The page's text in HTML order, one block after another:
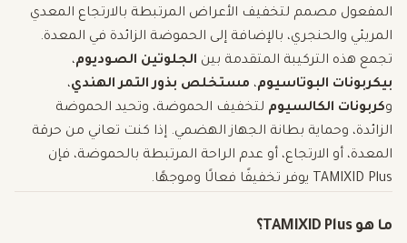
المفعول مصمم لتخفيف الأعراض المرتبطة بالارتجاع المعدي
المريئي والحنجري، بالإضافة إلى الحموضة الزائدة في المعدة.
تجمع هذه التركيبة المتقدمة بين الجلوتين الصوديوم،
بيكربونات البوتاسيوم، مستخلص بذور التمر الهندي،
وكربونات الكالسيوم لتخفيف الحموضة، وتحيد الحموضة
الزائدة، وحماية بطانة الجهاز الهضمي. إذا كنت تعاني من حرقة
المعدة، أو الارتجاع، أو عدم الراحة المرتبطة بالحموضة، فإن
TAMIXID Plus يوفر تخفيفًا فعالًا وموجهًا.
ما هو TAMIXID Plus؟